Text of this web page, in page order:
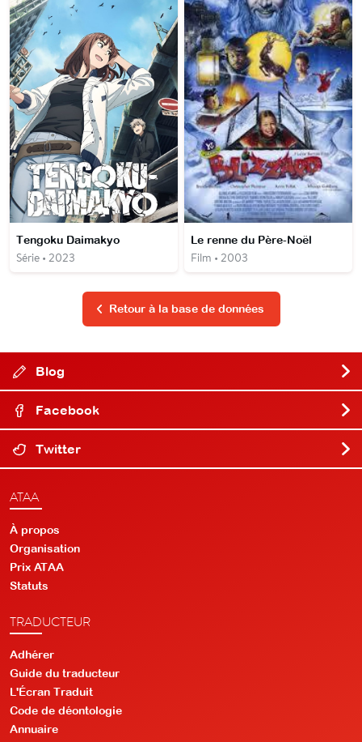
Tengoku Daimakyo
Série • 2023
Le renne du Père-Noël
Film • 2003
Retour à la base de données
Blog
Facebook
Twitter
ATAA
À propos
Organisation
Prix ATAA
Statuts
TRADUCTEUR
Adhérer
Guide du traducteur
L'Écran Traduit
Code de déontologie
Annuaire